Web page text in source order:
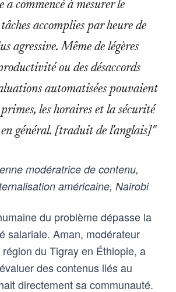
a commencé à mesurer le
accomplies par heure de
agressive. Même de légères
ou des désaccords
automatisées pouvaient
les horaires et la sécurité
général. [traduit de l'anglais]"
modératrice de contenu,
américaine, Nairobi
du problème dépasse la
salariale. Aman, modérateur
du Tigray en Éthiopie, a
des contenus liés au
directement sa communauté.